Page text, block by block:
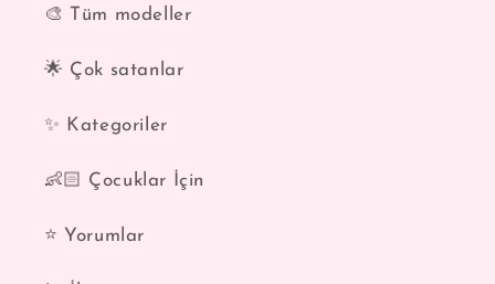
🎨 Tüm modeller
🌟 Çok satanlar
✨ Kategoriler
👶🏻 Çocuklar İçin
⭐️ Yorumlar